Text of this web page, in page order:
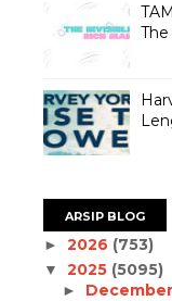
ARSIP BLOG
► 2026 (753)
▼ 2025 (5095)
► December